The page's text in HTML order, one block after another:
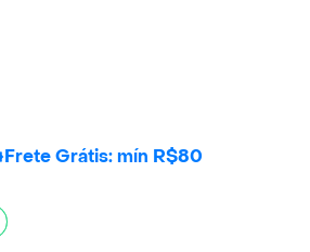
Frete Grátis: mín R$80